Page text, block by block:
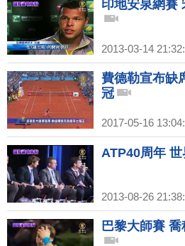
印地安泉網賽
2013-03-14
費德勒宣布缺
冠
2017-05-16
ATP40周年
2013-08-26
巴黎大師賽